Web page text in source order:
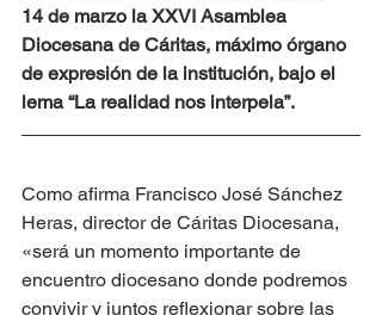
14 de marzo la XXVI Asamblea
Diocesana de Cáritas, máximo órgano
de expresión de la institución, bajo el
lema “La realidad nos interpela”.
Como afirma Francisco José Sánchez
Heras, director de Cáritas Diocesana,
«será un momento importante de
encuentro diocesano donde podremos
convivir y juntos reflexionar sobre las